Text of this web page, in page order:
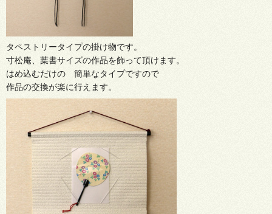
タペストリータイプの掛け物です。
寸松庵、葉書サイズの作品を飾って頂けます。
はめ込むだけの 簡単なタイプですので
作品の交換が楽に行えます。